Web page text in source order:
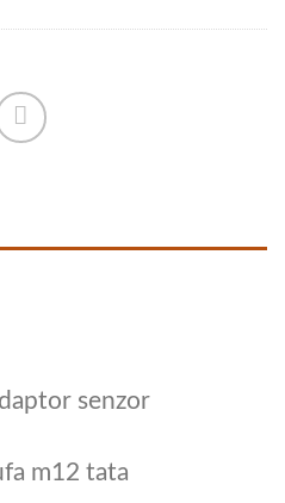
senzor
m12 tata